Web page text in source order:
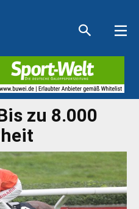
zu 8.000